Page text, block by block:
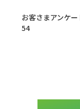
お客さまアンケー
54